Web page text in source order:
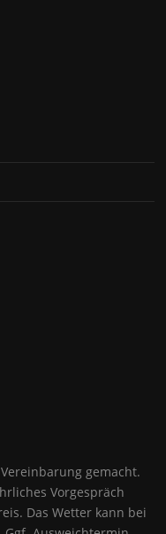
gemacht.
Vorgespräch
Das Wetter kann bei